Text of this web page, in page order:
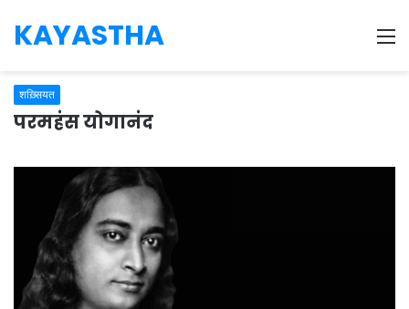
KAYASTHA
शख़्सियत
परमहंस योगानंद